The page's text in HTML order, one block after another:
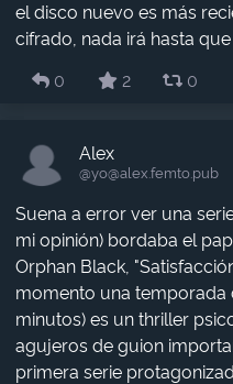
el disco nuevo es más
cifrado, nada irá hasta
0
2 0
Alex
@yo​@alex.femto.pub
Suena a error ver una
mi opinión) bordaba el
Orphan Black,
momento una temporada
minutos) es un thriller
agujeros de guion
primera serie